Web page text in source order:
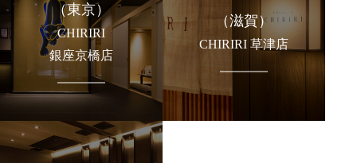
（東京）
CHIRIRI
銀座京橋店
（滋賀）
CHIRIRI 草津店